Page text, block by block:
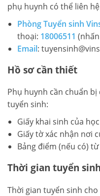
phụ huynh có thể liên
Phòng Tuyển sinh
thoại: 18006511
Email:
Hồ sơ cần thiết
Phụ huynh cần chuẩn bị
tuyển sinh:
Giấy khai sinh của
Giấy tờ xác nhận nơi
Bảng điểm (nếu có)
Thời gian tuyển sinh
Thời gian tuyển sinh